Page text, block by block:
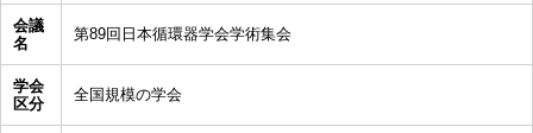
会議
名
第89回日本循環器学会学術集会
学会
区分
全国規模の学会